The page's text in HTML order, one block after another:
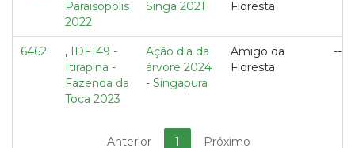
Paraisópolis
2022
Singa 2021
Floresta
6462 , IDF149 -
Itirapina -
Fazenda da
Toca 2023
Ação dia da
árvore 2024
- Singapura
Amigo da
Floresta
---
Anterior 1 Próximo